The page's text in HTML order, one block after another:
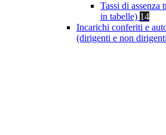
Tassi di assenza
in tabelle) 14
Incarichi conferiti e
(dirigenti e non